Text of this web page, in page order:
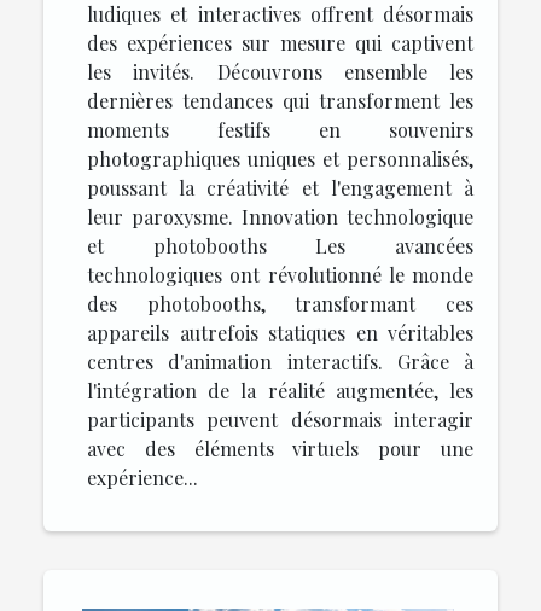
ludiques et interactives offrent désormais
des expériences sur mesure qui captivent
les invités. Découvrons ensemble les
dernières tendances qui transforment les
moments festifs en souvenirs
photographiques uniques et personnalisés,
poussant la créativité et l'engagement à
leur paroxysme. Innovation technologique
et photobooths Les avancées
technologiques ont révolutionné le monde
des photobooths, transformant ces
appareils autrefois statiques en véritables
centres d'animation interactifs. Grâce à
l'intégration de la réalité augmentée, les
participants peuvent désormais interagir
avec des éléments virtuels pour une
expérience...